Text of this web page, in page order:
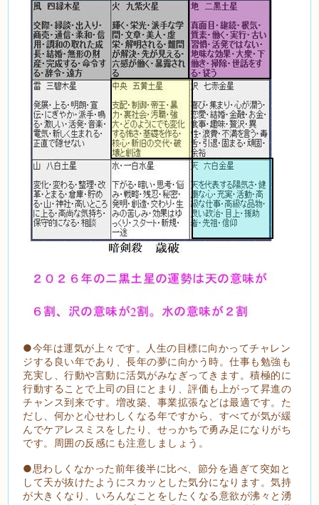
●今年は運気が上々です。人生の目標に向かってチャレン
ジする良い年であり、長年の夢に向かう時。仕事も勉強も
充実し、行動や言動に活気がみなぎってきます。積極的に
行動することで上司の目にとまり、評価も上がって昇進の
チャンス到来です。増改築、事業拡張などは最適です。た
だし、何かと心せわしくなる年ですから、すべてが気が緩
んでケアレスミスをしたり、せっかちで勇み足になりがち
です。周囲の反感にも注意しましょう。
●思わしくなかった前年後半に比べ、節分を過ぎて突如と
して天が抜けたようにスカッとした気分になります。気持
が大きくなり、いろんなことをしたくなる意欲が沸々と湧